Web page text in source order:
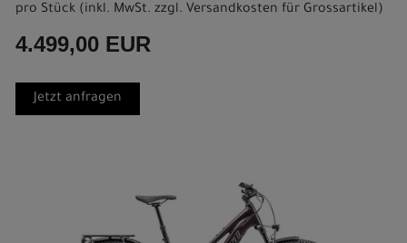
pro Stück (inkl. MwSt. zzgl. Versandkosten für Grossartikel)
4.499,00 EUR
Jetzt anfragen